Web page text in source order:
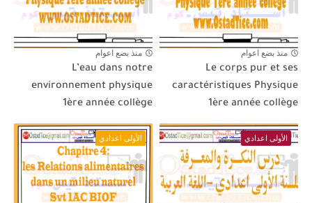
منذ بضع اعوام
Le corps pur et ses
caractéristiques Physique
1ère année collège
منذ بضع اعوام
L’eau dans notre
environnement physique
1ère année collège
الأولى اعدادي الأولى اعدادي